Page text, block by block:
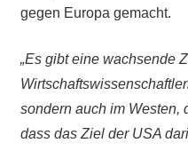
gegen Europa gemacht.
„Es gibt eine wachsende
sondern auch im Westen,
dass das Ziel der USA